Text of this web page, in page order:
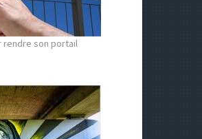
rendre son portail